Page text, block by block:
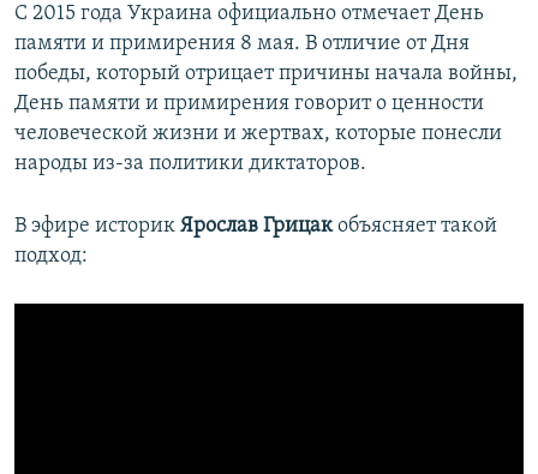
С 2015 года Украина официально отмечает День
памяти и примирения 8 мая. В отличие от Дня
победы, который отрицает причины начала войны,
День памяти и примирения говорит о ценности
человеческой жизни и жертвах, которые понесли
народы из-за политики диктаторов.
В эфире историк Ярослав Грицакобъясняет такой
подход: